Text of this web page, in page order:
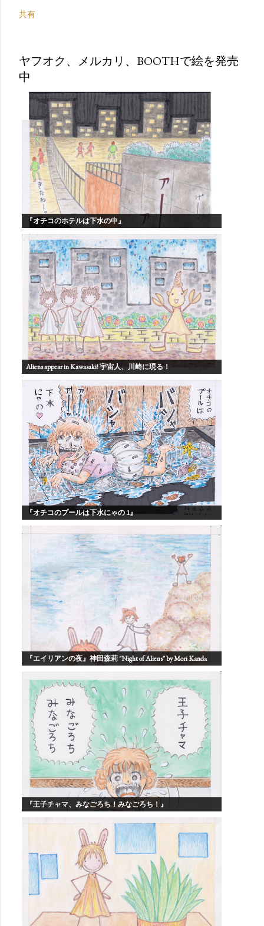
共有
ヤフオク、メルカリ、BOOTHで絵を発売
中
『オチコのホテルは下水の中』
Aliens appear in Kawasaki! 宇宙人、川崎に現る！
『オチコのプールは下水にゃの 1』
『エイリアンの夜』神田森莉 "Night of Aliens" by Mori Kanda
『王子チャマ、みなごろち！みなごろち！』